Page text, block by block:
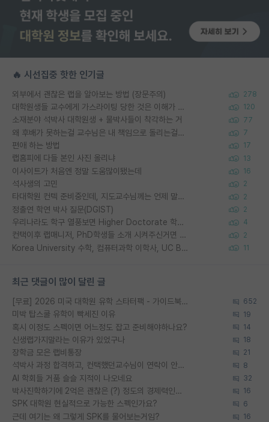
🔥 시선집중 핫한 인기글
외부에서 괜찮은 랩을 알아보는 방법 (장문주의) 278
대학원생들 교수에게 가스라이팅 당한 것은 이해가 갑니다. 안타깝네요. 120
소재분야 석박사 대학원생 + 물박사들이 착각하는 거 77
왜 후배가 못하는걸 교수님은 내 책임으로 돌리는걸까요? 7
편애 하는 방법 17
랩홈피에 다들 본인 사진 올리냐 13
이사이트가 처음엔 정말 도움많이됐는데 16
석사생의 고민 2
타대학원 컨텍 준비중인데, 지도교수님께는 언제 말씀드려야 할까요? 2
정출연 학연 박사 질문(DGIST) 2
우리나라도 학구 열풍보면 Higher Doctorate 학위가 필요하다고 봅니다. 4
컨택이후 랩매니저, PhD학생들 소개 시켜주신거면 거의 컨펌에 가깝나요? 2
Korea University 수학, 컴퓨터과학 이학사, UC Berkeley 산업공학 대학원 공학박사가 되는 것은 쉽지 않겠죠? 11
최근 댓글이 많이 달린 글
[무료] 2026 미국 대학원 유학 스타터팩 - 가이드북 & 합격자 컨택메일 템플릿 652
미박 탑스쿨 유학이 빡세진 이유 19
혹시 이정도 스펙이면 어느정도 잡고 준비해야하나요? 14
신생랩가지말라는 이유가 있었구나 18
장학금 모은 랩비통장 21
석박사 과정 합격하고, 컨택했던교수님이 연락이 안됩니다... 8
AI 학회들 거품 슬슬 지적이 나오네요 32
박사진학하기에 2억은 괜찮은 (?) 정도의 경제력인가요 16
SPK 대학원 현실적으로 가능한 스펙인가요? 6
근데 여기는 왜 그렇게 SPK를 물어보는거임? 16